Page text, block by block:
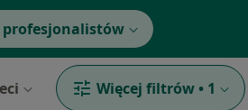
profesjonalistów
Więcej filtrów • 1